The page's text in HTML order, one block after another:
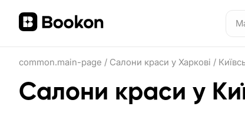
common.main-page / Салони краси у Харкові /
Салони краси у